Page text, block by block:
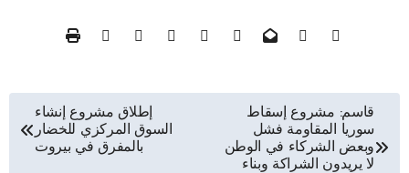
تصفّح
المقالات
قاسم: مشروع إسقاط
سوريا المقاومة فشل
وبعض الشركاء في الوطن
لا يريدون الشراكة وبناء
إطلاق مشروع إنشاء
السوق المركزي للخضار
بالمفرق في بيروت